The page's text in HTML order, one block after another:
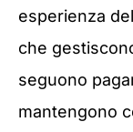
esperienza
che
seguono
mantengono